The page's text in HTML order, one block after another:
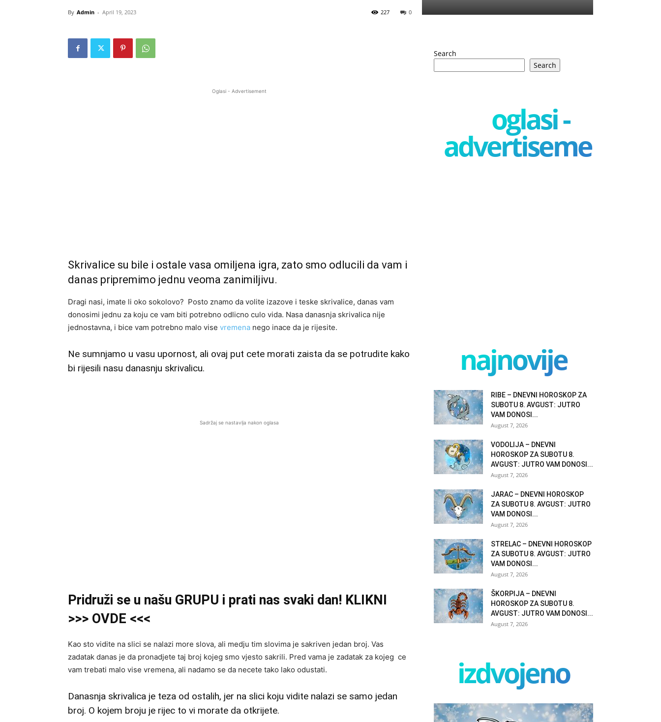
By Admin - April 19, 2023 0
227
Oglasi - Advertisement
Skrivalice su bile i ostale vasa omiljena igra, zato smo odlucili da vam i
danas pripremimo jednu veoma zanimiljivu.
Dragi nasi, imate li oko sokolovo? Posto znamo da volite izazove i teske skrivalice, danas vam
donosimi jednu za koju ce vam biti potrebno odlicno culo vida. Nasa danasnja skrivalica nije
jednostavna, i bice vam potrebno malo vise vremena nego inace da je rijesite.
Ne sumnjamo u vasu upornost, ali ovaj put cete morati zaista da se potrudite kako
bi rijesili nasu danasnju skrivalicu.
Sadržaj se nastavlja nakon oglasa
Pridruži se u našu GRUPU i prati nas svaki dan! KLIKNI
>>> OVDE <<<
Kao sto vidite na slici se nalazi more slova, ali medju tim slovima je sakriven jedan broj. Vas
zadatak danas je da pronadjete taj broj kojeg smo vjesto sakrili. Pred vama je zadatak za kojeg ce
vam trebati malo vise vremena, ali nadamo se da necete tako lako odustati.
Danasnja skrivalica je teza od ostalih, jer na slici koju vidite nalazi se samo jedan
broj. O kojem broju je rijec to vi morate da otkrijete.
Search
Search
oglasi -
advertisement
najnovije
RIBE – DNEVNI HOROSKOP ZA
SUBOTU 8. AVGUST: JUTRO
VAM DONOSI...
August 7, 2026
VODOLIJA – DNEVNI
HOROSKOP ZA SUBOTU 8.
AVGUST: JUTRO VAM DONOSI...
August 7, 2026
JARAC – DNEVNI HOROSKOP
ZA SUBOTU 8. AVGUST: JUTRO
VAM DONOSI...
August 7, 2026
STRELAC – DNEVNI HOROSKOP
ZA SUBOTU 8. AVGUST: JUTRO
VAM DONOSI...
August 7, 2026
ŠKORPIJA – DNEVNI
HOROSKOP ZA SUBOTU 8.
AVGUST: JUTRO VAM DONOSI...
August 7, 2026
izdvojeno